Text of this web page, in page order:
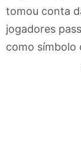
tomou conta
jogadores
como símbolo